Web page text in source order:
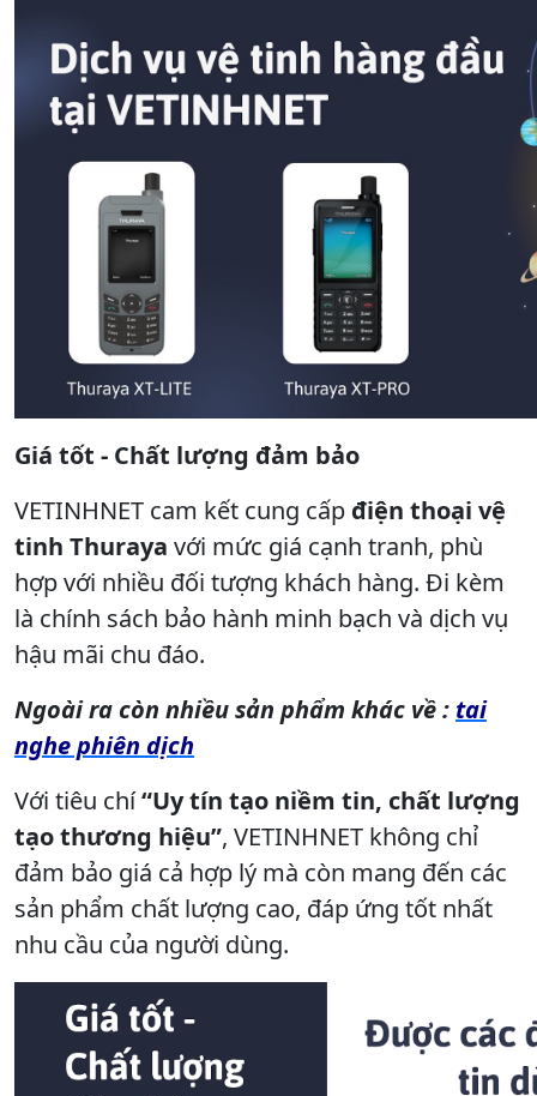
Giá tốt - Chất lượng đảm bảo
VETINHNET cam kết cung cấp điện thoại vệ
tinh Thuraya với mức giá cạnh tranh, phù
hợp với nhiều đối tượng khách hàng. Đi kèm
là chính sách bảo hành minh bạch và dịch vụ
hậu mãi chu đáo.
Ngoài ra còn nhiều sản phẩm khác về : tai
nghe phiên dịch
Với tiêu chí“Uy tín tạo niềm tin, chất lượng
tạo thương hiệu”, VETINHNET không chỉ
đảm bảo giá cả hợp lý mà còn mang đến các
sản phẩm chất lượng cao, đáp ứng tốt nhất
nhu cầu của người dùng.